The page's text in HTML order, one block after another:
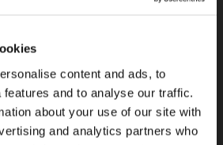
content and ads, to
and to analyse our traffic.
about your use of our site with
and analytics partners who
produkt, till exempel
återförsäljare för aktuella priser.